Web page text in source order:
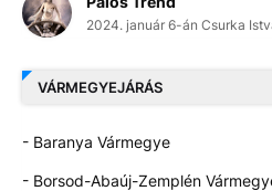
2024. január 6-án Csurka
VÁRMEGYEJÁRÁS
- Baranya Vármegye
- Borsod-Abaúj-Zemplén